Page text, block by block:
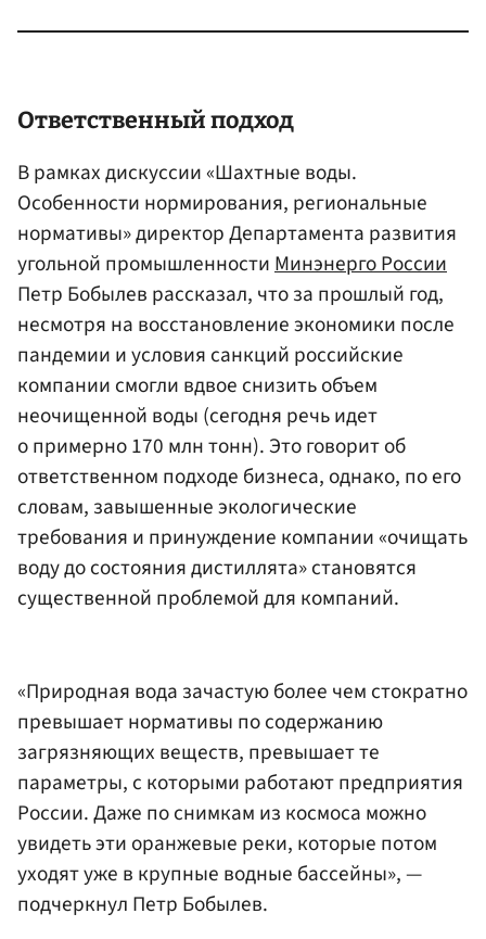
Ответственный подход
В рамках дискуссии «Шахтные воды.
Особенности нормирования, региональные
нормативы» директор Департамента развития
угольной промышленностиМинэнерго России
Петр Бобылев рассказал, что за прошлый год,
несмотря на восстановление экономики после
пандемии и условия санкций российские
компании смогли вдвое снизить объем
неочищенной воды (сегодня речь идет
о примерно 170 млн тонн). Это говорит об
ответственном подходе бизнеса, однако, по его
словам, завышенные экологические
требования и принуждение компании «очищать
воду до состояния дистиллята» становятся
существенной проблемой для компаний.
«Природная вода зачастую более чем стократно
превышает нормативы по содержанию
загрязняющих веществ, превышает те
параметры, с которыми работают предприятия
России. Даже по снимкам из космоса можно
увидеть эти оранжевые реки, которые потом
уходят уже в крупные водные бассейны», —
подчеркнул Петр Бобылев.